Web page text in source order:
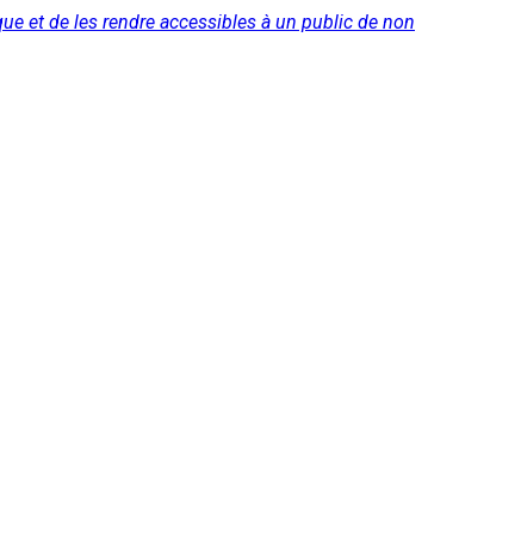
et de les rendre accessibles à un public de non